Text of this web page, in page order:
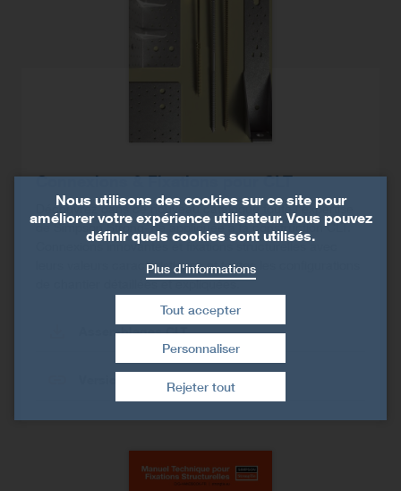
Connexions & Fixations pour CLT
Découvrez dans ce nouveau catalogue toute l'expertise
de Simpson Strong-Tie appliquée à la construction CLT.
Connexions innovantes et fixations structurelles avec
leurs valeurs caractéristiques et toutes les configurations
de chantier détaillées et expliquées.
Assemblages CLT
Version feuilletable
Nous utilisons des cookies sur ce site pour
améliorer votre expérience utilisateur. Vous pouvez
définir quels cookies sont utilisés.
Plus d'informations
Rejeter tout
Tout accepter
Retirer le consentement
Personnaliser